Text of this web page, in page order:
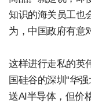
知识的海关员工也
为，中国政府有意
这样进行走私的英
国硅谷的深圳“华
送AI半导体，但价